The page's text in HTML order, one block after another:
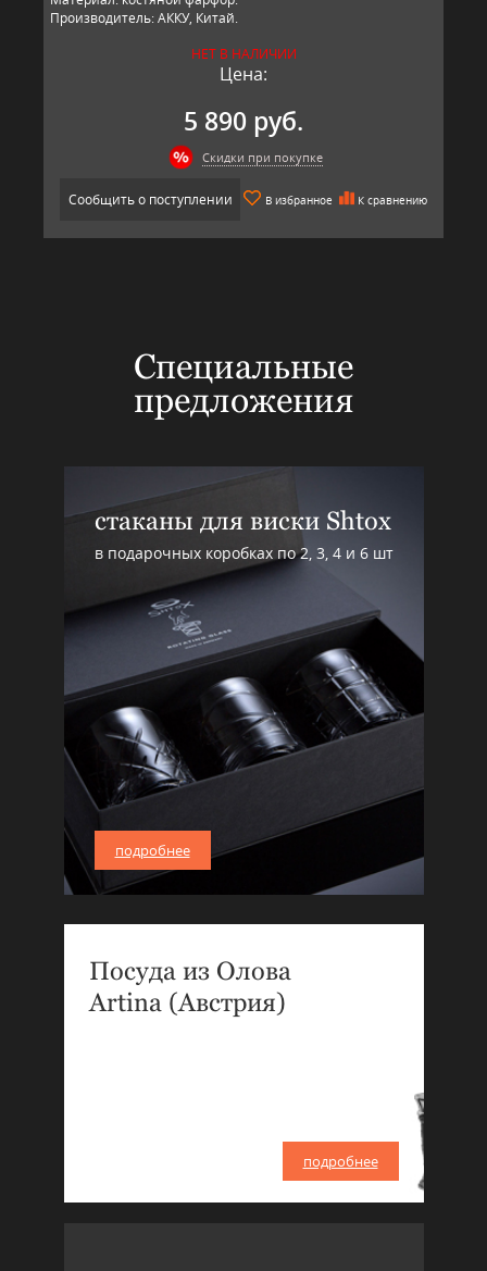
Производитель: АККУ, Китай.
НЕТ В НАЛИЧИИ
Цена:
5 890 руб.
Скидки при покупке
Сообщить о поступлении В избранное К сравнению
Специальные
предложения
стаканы для виски Shtox
в подарочных коробках по 2, 3, 4 и 6 шт
подробнее
Посуда из Олова
Artina (Австрия)
подробнее